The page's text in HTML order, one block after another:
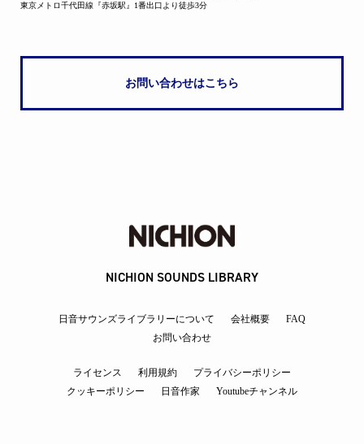
東京メトロ千代田線『赤坂駅』1番出口より徒歩3分
お問い合わせはこちら
NICHION SOUNDS LIBRARY
日音サウンズライブラリーについて 会社概要
FAQ
お問い合わせ
ライセンス 利用規約
プライバシーポリシー
クッキーポリシー
日音作家 Youtubeチャンネル